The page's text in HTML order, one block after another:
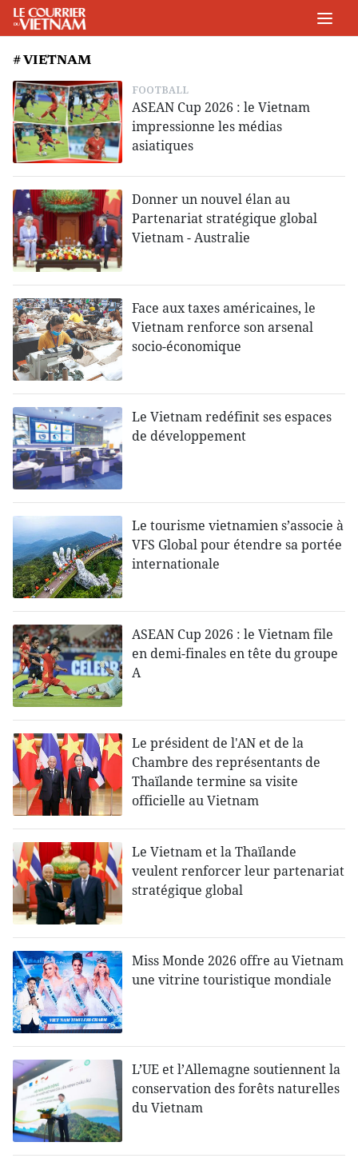
# VIETNAM
FOOTBALL
ASEAN Cup 2026 : le Vietnam
impressionne les médias
asiatiques
Donner un nouvel élan au
Partenariat stratégique global
Vietnam - Australie
Face aux taxes américaines, le
Vietnam renforce son arsenal
socio-économique
Le Vietnam redéfinit ses espaces
de développement
Le tourisme vietnamien s’associe à
VFS Global pour étendre sa portée
internationale
ASEAN Cup 2026 : le Vietnam file
en demi-finales en tête du groupe
A
Le président de l'AN et de la
Chambre des représentants de
Thaïlande termine sa visite
officielle au Vietnam
Le Vietnam et la Thaïlande
veulent renforcer leur partenariat
stratégique global
Miss Monde 2026 offre au Vietnam
une vitrine touristique mondiale
L’UE et l’Allemagne soutiennent la
conservation des forêts naturelles
du Vietnam